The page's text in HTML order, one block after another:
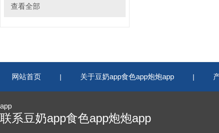
查看全部
网站首页 | 关于豆奶app食色app炮炮app |
app
联系豆奶app食色app炮炮app